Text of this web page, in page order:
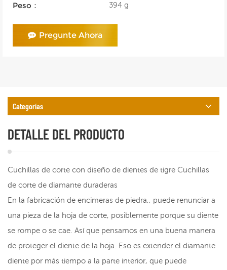
Peso： 394 g
Pregunte Ahora
Categorías
DETALLE DEL PRODUCTO
Cuchillas de corte con diseño de dientes de tigre Cuchillas
de corte de diamante duraderas
En la fabricación de encimeras de piedra,, puede renunciar a
una pieza de la hoja de corte, posiblemente porque su diente
se rompe o se cae. Así que pensamos en una buena manera
de proteger el diente de la hoja. Eso es extender el diamante
diente por más tiempo a la parte interior, que puede